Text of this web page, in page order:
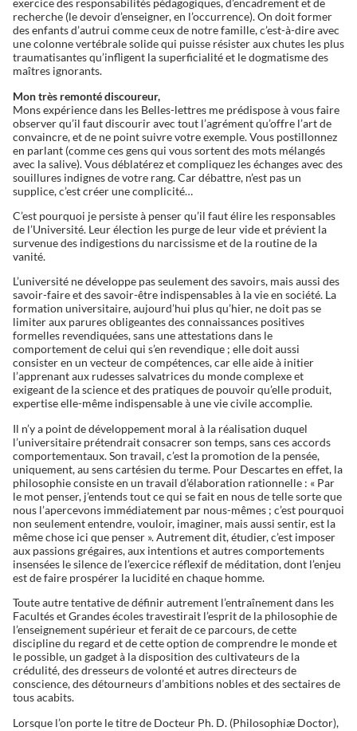
exercice des responsabilités pédagogiques, d’encadrement et de
recherche (le devoir d’enseigner, en l’occurrence). On doit former
des enfants d’autrui comme ceux de notre famille, c’est-à-dire avec
une colonne vertébrale solide qui puisse résister aux chutes les plus
traumatisantes qu’infligent la superficialité et le dogmatisme des
maîtres ignorants.
Mon très remonté discoureur,
Mons expérience dans les Belles-lettres me prédispose à vous faire
observer qu’il faut discourir avec tout l’agrément qu’offre l’art de
convaincre, et de ne point suivre votre exemple. Vous postillonnez
en parlant (comme ces gens qui vous sortent des mots mélangés
avec la salive). Vous déblatérez et compliquez les échanges avec des
souillures indignes de votre rang. Car débattre, n’est pas un
supplice, c’est créer une complicité…
C’est pourquoi je persiste à penser qu’il faut élire les responsables
de l’Université. Leur élection les purge de leur vide et prévient la
survenue des indigestions du narcissisme et de la routine de la
vanité.
L’université ne développe pas seulement des savoirs, mais aussi des
savoir-faire et des savoir-être indispensables à la vie en société. La
formation universitaire, aujourd’hui plus qu’hier, ne doit pas se
limiter aux parures obligeantes des connaissances positives
formelles revendiquées, sans une attestations dans le
comportement de celui qui s’en revendique ; elle doit aussi
consister en un vecteur de compétences, car elle aide à initier
l’apprenant aux rudesses salvatrices du monde complexe et
exigeant de la science et des pratiques de pouvoir qu’elle produit,
expertise elle-même indispensable à une vie civile accomplie.
Il n’y a point de développement moral à la réalisation duquel
l’universitaire prétendrait consacrer son temps, sans ces accords
comportementaux. Son travail, c’est la promotion de la pensée,
uniquement, au sens cartésien du terme. Pour Descartes en effet, la
philosophie consiste en un travail d’élaboration rationnelle : « Par
le mot penser, j’entends tout ce qui se fait en nous de telle sorte que
nous l’apercevons immédiatement par nous-mêmes ; c’est pourquoi
non seulement entendre, vouloir, imaginer, mais aussi sentir, est la
même chose ici que penser ». Autrement dit, étudier, c’est imposer
aux passions grégaires, aux intentions et autres comportements
insensées le silence de l’exercice réflexif de méditation, dont l’enjeu
est de faire prospérer la lucidité en chaque homme.
Toute autre tentative de définir autrement l’entraînement dans les
Facultés et Grandes écoles travestirait l’esprit de la philosophie de
l’enseignement supérieur et ferait de ce parcours, de cette
discipline du regard et de cette option de comprendre le monde et
le possible, un gadget à la disposition des cultivateurs de la
crédulité, des dresseurs de volonté et autres directeurs de
conscience, des détourneurs d’ambitions nobles et des sectaires de
tous acabits.
Lorsque l’on porte le titre de Docteur Ph. D. (Philosophiæ Doctor),